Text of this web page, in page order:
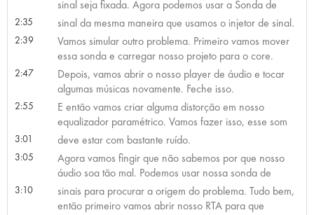
sinal seja fixada. Agora podemos usar a Sonda de
2:35 sinal da mesma maneira que usamos o injetor de sinal.
2:39
Vamos simular outro problema. Primeiro vamos mover
essa sonda e carregar nosso projeto para o core.
2:47
Depois, vamos abrir o nosso player de áudio e tocar
algumas músicas novamente. Feche isso.
2:55
E então vamos criar alguma distorção em nosso
equalizador paramétrico. Vamos fazer isso, esse som
3:01 deve estar com bastante ruído.
3:05
Agora vamos fingir que não sabemos por que nosso
áudio soa tão mal. Podemos usar nossa sonda de
3:10
sinais para procurar a origem do problema. Tudo bem,
então primeiro vamos abrir nosso RTA para que